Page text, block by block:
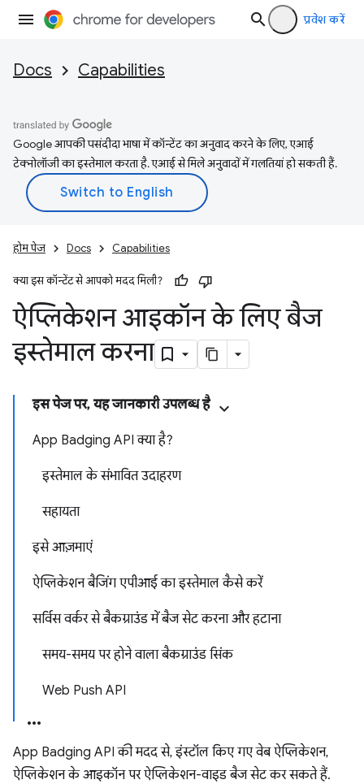
प्रवेश करें
Docs Capabilities
Google आपकी पसंदीदा भाषा में कॉन्टेंट का अनुवाद करने के लिए, एआई
टेक्नोलॉजी का इस्तेमाल करता है. एआई से मिले अनुवादों में गलतियां हो सकती हैं.
होम पेज Docs Capabilities
क्या इस कॉन्टेंट से आपको मदद मिली?
ऐप्लिकेशन आइकॉन के लिए बैज
इस्तेमाल करना
इस पेज पर, यह जानकारी उपलब्ध है
App Badging API क्या है?
इस्तेमाल के संभावित उदाहरण
सहायता
इसे आज़माएं
ऐप्लिकेशन बैजिंग एपीआई का इस्तेमाल कैसे करें
सर्विस वर्कर से बैकग्राउंड में बैज सेट करना और हटाना
समय-समय पर होने वाला बैकग्राउंड सिंक
Web Push API
App Badging API की मदद से, इंस्टॉल किए गए वेब ऐप्लिकेशन,
ऐप्लिकेशन के आइकॉन पर ऐप्लिकेशन-वाइड बैज सेट कर सकते हैं.